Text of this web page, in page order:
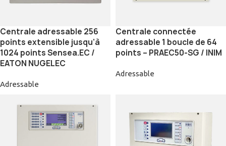
Centrale adressable 256
points extensible jusqu’à
1024 points Sensea.EC /
EATON NUGELEC
Adressable
Centrale connectée
adressable 1 boucle de 64
points – PRAEC50-SG / INIM
Adressable